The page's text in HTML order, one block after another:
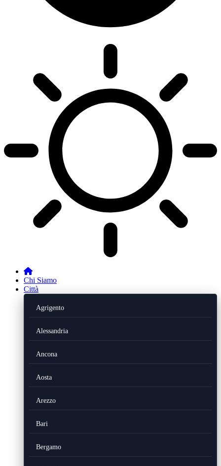
Chi Siamo
Città
Agrigento
Alessandria
Ancona
Aosta
Arezzo
Bari
Bergamo